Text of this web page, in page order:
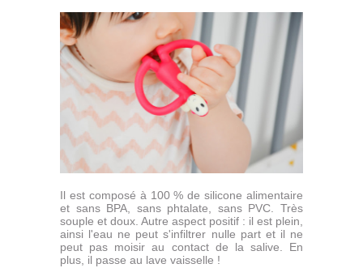
Il est composé à 100 % de silicone alimentaire
et sans BPA, sans phtalate, sans PVC. Très
souple et doux. Autre aspect positif : il est plein,
ainsi l'eau ne peut s'infiltrer nulle part et il ne
peut pas moisir au contact de la salive. En
plus, il passe au lave vaisselle !